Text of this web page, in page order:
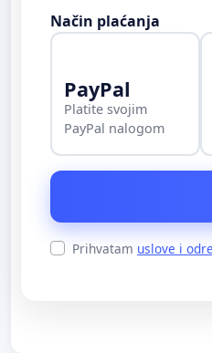
Način plaćanja
PayPal
Platite svojim
PayPal nalogom
Prihvatam uslove i